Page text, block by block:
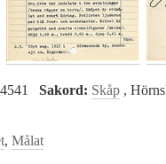
Sakord: Skåp ,
, Målat